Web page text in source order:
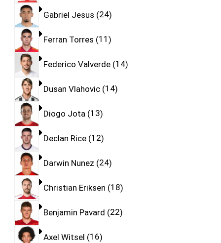
Gabriel Jesus 24
Ferran Torres 11
Federico Valverde 14
Dusan Vlahovic 14
Diogo Jota 13
Declan Rice 12
Darwin Nunez 24
Christian Eriksen 18
Benjamin Pavard 22
Axel Witsel 16